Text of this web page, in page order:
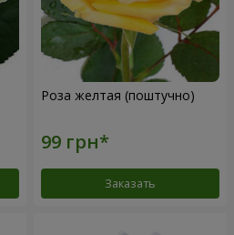
Роза желтая (поштучно)
Заказать